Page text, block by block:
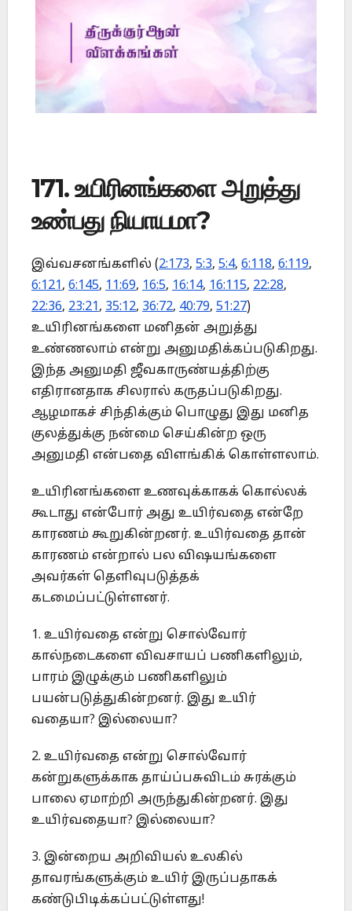
171. உயிரினங்களை அறுத்து
உண்பது நியாயமா?
இவ்வசனங்களில் (2:173, 5:3, 5:4, 6:118, 6:119,
6:121, 6:145, 11:69, 16:5, 16:14, 16:115, 22:28,
22:36, 23:21, 35:12, 36:72, 40:79, 51:27)
உயிரினங்களை மனிதன் அறுத்து
உண்ணலாம் என்று அனுமதிக்கப்படுகிறது.
இந்த அனுமதி ஜீவகாருண்யத்திற்கு
எதிரானதாக சிலரால் கருதப்படுகிறது.
ஆழமாகச் சிந்திக்கும் பொழுது இது மனித
குலத்துக்கு நன்மை செய்கின்ற ஒரு
அனுமதி என்பதை விளங்கிக் கொள்ளலாம்.
உயிரினங்களை உணவுக்காகக் கொல்லக்
கூடாது என்போர் அது உயிர்வதை என்றே
காரணம் கூறுகின்றனர். உயிர்வதை தான்
காரணம் என்றால் பல விஷயங்களை
அவர்கள் தெளிவுபடுத்தக்
கடமைப்பட்டுள்ளனர்.
1. உயிர்வதை என்று சொல்வோர்
கால்நடைகளை விவசாயப் பணிகளிலும்,
பாரம் இழுக்கும் பணிகளிலும்
பயன்படுத்துகின்றனர். இது உயிர்
வதையா? இல்லையா?
2. உயிர்வதை என்று சொல்வோர்
கன்றுகளுக்காக தாய்ப்பசுவிடம் சுரக்கும்
பாலை ஏமாற்றி அருந்துகின்றனர். இது
உயிர்வதையா? இல்லையா?
3. இன்றைய அறிவியல் உலகில்
தாவரங்களுக்கும் உயிர் இருப்பதாகக்
கண்டுபிடிக்கப்பட்டுள்ளது!